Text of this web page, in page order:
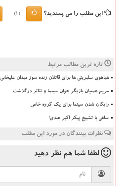
این مطلب را می پسندید؟ (1)
تازه ترین مطالب مرتبط
هیاهوی سلبریتی ها برای قاتلان زنده سوز میدان علیخانی
مریم همتیان بازیگر جوان سینما و تئاتر درگذشت
رایگان شدن سینما برای یک گروه خاص
سلفی با تشییع پیکر اکبر عبدی!
نظرات بینندگان در مورد این مطلب
لطفا شما هم نظر دهید